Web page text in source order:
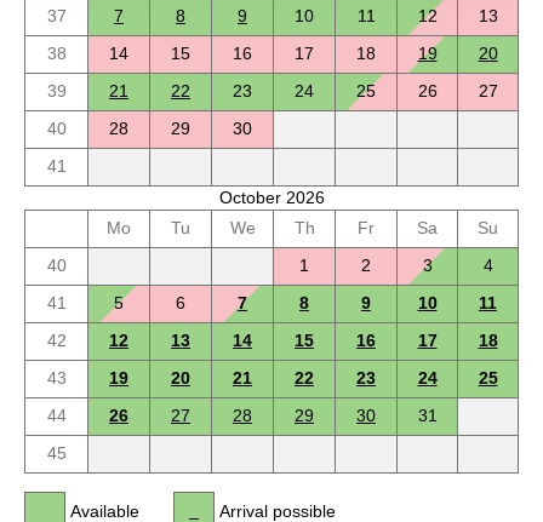
37
7 8 9 10 11 12
13
38
14 15 16 17 18 19
20
39
21 22 23 24 25 26
27
40
28 29
30
41
October 2026
Mo
Tu We Th Fr Sa
Su
40
1 2 3
4
41
5 6 7 8 9 10
11
42
12 13 14 15 16 17
18
43
19 20 21 22 23 24
25
44
26 27 28 29 30
31
45
Available Arrival possible